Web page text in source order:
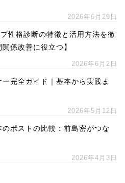
2026年6月29日
性格診断の特徴と活用方法を徹
係改善に役立つ】
2026年6月2日
完全ガイド｜基本から実践ま
2026年5月12日
ポストの比較：前島密がつな
2026年4月3日